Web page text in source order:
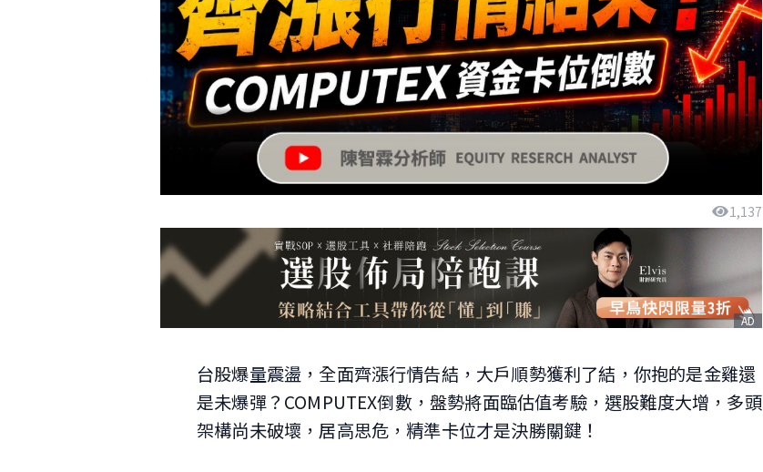
1,137
AD
台股爆量震盪，全面齊漲行情告結，大戶順勢獲利了結，你抱的是金雞還
是未爆彈？COMPUTEX倒數，盤勢將面臨估值考驗，選股難度大增，多頭
架構尚未破壞，居高思危，精準卡位才是決勝關鍵！